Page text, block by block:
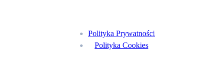
Polityka Prywatności
Polityka Cookies